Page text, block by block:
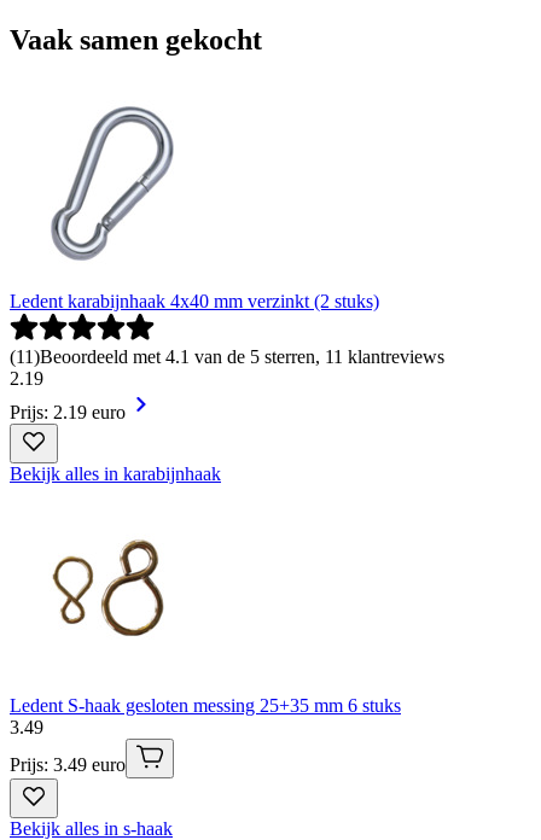
Vaak samen gekocht
Ledent karabijnhaak 4x40 mm verzinkt (2 stuks)
(11)Beoordeeld met 4.1 van de 5 sterren, 11 klantreviews
2.19
Prijs: 2.19 euro
Bekijk alles in karabijnhaak
Ledent S-haak gesloten messing 25+35 mm 6 stuks
3.49
Prijs: 3.49 euro
Bekijk alles in s-haak